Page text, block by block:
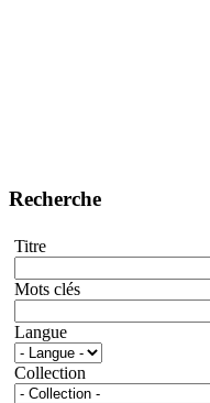
Recherche
Titre
Mots clés
Langue
Collection